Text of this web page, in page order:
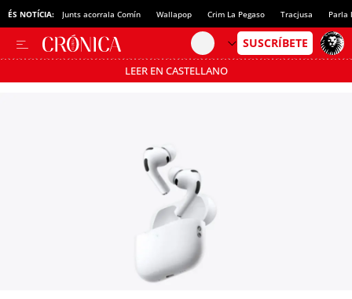
ÉS NOTÍCIA: Junts acorrala Comín Wallapop Crim La Pegaso Tracjusa Parla
LEER EN CASTELLANO
Passa’t al mode estalvi